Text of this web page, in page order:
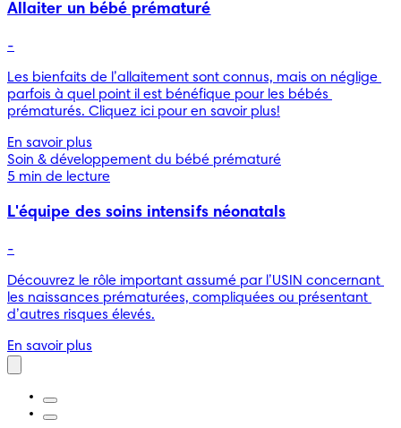
Allaiter un bébé prématuré
-
Les bienfaits de l’allaitement sont connus, mais on néglige
parfois à quel point il est bénéfique pour les bébés
prématurés. Cliquez ici pour en savoir plus!
En savoir plus
Soin & développement du bébé prématuré
5 min de lecture
L'équipe des soins intensifs néonatals
-
Découvrez le rôle important assumé par l’USIN concernant
les naissances prématurées, compliquées ou présentant
d’autres risques élevés.
En savoir plus